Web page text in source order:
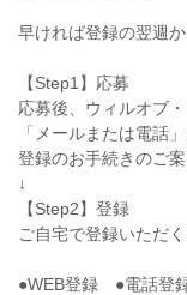
早ければ登録の翌週
【Step1】応募
応募後、ウィルオブ
「メールまたは電話」
登録のお手続きのご案
↓
【Step2】登録
ご自宅で登録いただ
●WEB登録 ●電話登